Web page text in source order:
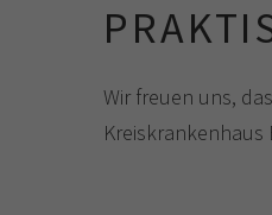
Wir freuen uns,